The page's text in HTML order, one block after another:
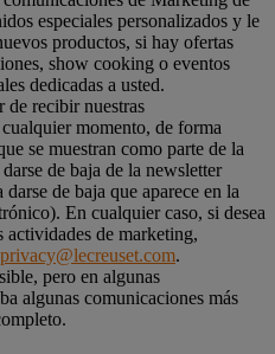
especiales personalizados y le
productos, si hay ofertas
show cooking o eventos
dedicadas a usted.
de recibir nuestras
momento, de forma
se muestran como parte de la
de baja de la newsletter
de baja que aparece en la
En cualquier caso, si desea
actividades de marketing,
privacy@lecreuset.com.
pero en algunas
algunas comunicaciones más